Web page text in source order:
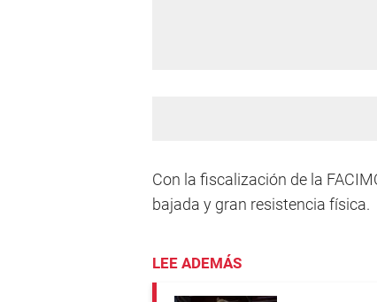
Con la fiscalización de la
bajada y gran resistencia física.
LEE ADEMÁS